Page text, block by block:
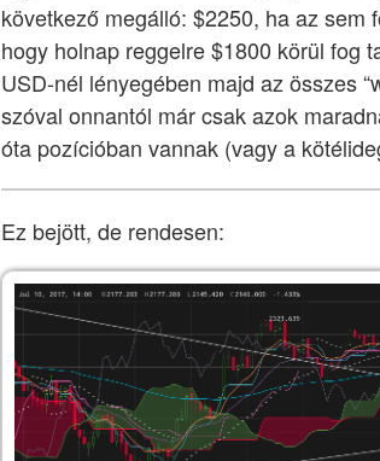
következő megálló: $2250, ha az
hogy holnap reggelre $1800 körül fog
USD-nél lényegében majd az összes
szóval onnantól már csak azok
óta pozícióban vannak (vagy a
Ez bejött, de rendesen: